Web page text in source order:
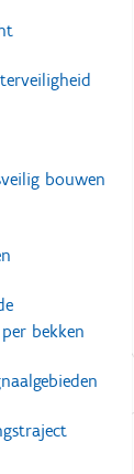
bouwen
bekken